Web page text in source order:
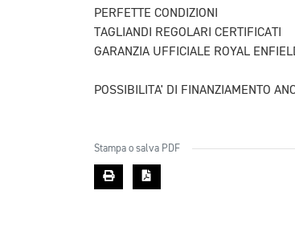
PERFETTE CONDIZIONI
TAGLIANDI REGOLARI CERTIFICATI
GARANZIA UFFICIALE ROYAL
POSSIBILITA' DI FINANZIAMENTO
Stampa o salva PDF